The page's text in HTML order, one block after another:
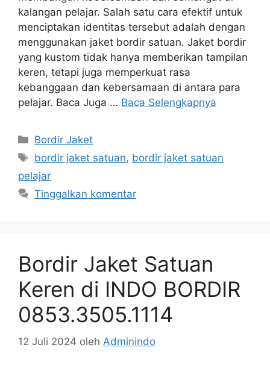
kalangan pelajar. Salah satu cara efektif untuk
menciptakan identitas tersebut adalah dengan
menggunakan jaket bordir satuan. Jaket bordir
yang kustom tidak hanya memberikan tampilan
keren, tetapi juga memperkuat rasa
kebanggaan dan kebersamaan di antara para
pelajar. Baca Juga … Baca Selengkapnya
Kategori
Bordir Jaket
Tag
bordir jaket satuan, bordir jaket satuan
pelajar
Tinggalkan komentar
Bordir Jaket Satuan
Keren di INDO BORDIR
0853.3505.1114
12 Juli 2024 oleh Adminindo